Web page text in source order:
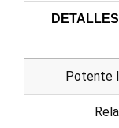
Potente